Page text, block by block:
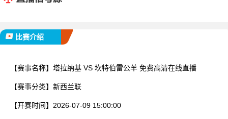
比赛介绍
【赛事名称】 塔拉纳基 VS 坎特伯雷公羊 免费高清在线直播
【赛事分类】 新西兰联
【开赛时间】 2026-07-09 15:00:00